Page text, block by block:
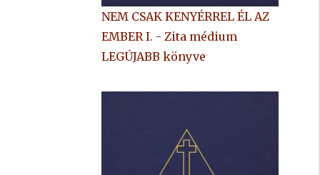
NEM CSAK KENYÉRREL ÉL AZ
EMBER I. - Zita médium
LEGÚJABB könyve